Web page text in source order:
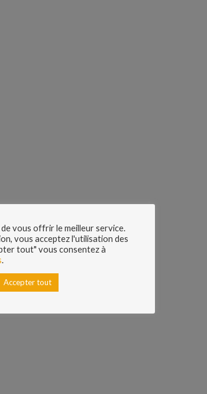
vous offrir le meilleur service.
vous acceptez l'utilisation des
tout" vous consentez à
.
Accepter tout